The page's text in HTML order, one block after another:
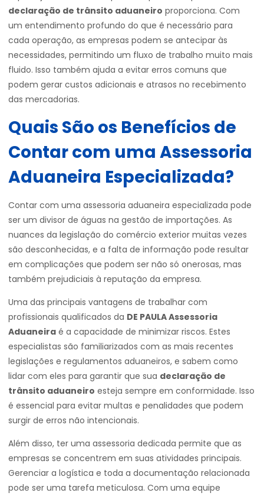
declaração de trânsito aduaneiro proporciona. Com
um entendimento profundo do que é necessário para
cada operação, as empresas podem se antecipar às
necessidades, permitindo um fluxo de trabalho muito mais
fluido. Isso também ajuda a evitar erros comuns que
podem gerar custos adicionais e atrasos no recebimento
das mercadorias.
Quais São os Benefícios de
Contar com uma Assessoria
Aduaneira Especializada?
Contar com uma assessoria aduaneira especializada pode
ser um divisor de águas na gestão de importações. As
nuances da legislação do comércio exterior muitas vezes
são desconhecidas, e a falta de informação pode resultar
em complicações que podem ser não só onerosas, mas
também prejudiciais à reputação da empresa.
Uma das principais vantagens de trabalhar com
profissionais qualificados da DE PAULA Assessoria
Aduaneira é a capacidade de minimizar riscos. Estes
especialistas são familiarizados com as mais recentes
legislações e regulamentos aduaneiros, e sabem como
lidar com eles para garantir que sua declaração de
trânsito aduaneiro esteja sempre em conformidade. Isso
é essencial para evitar multas e penalidades que podem
surgir de erros não intencionais.
Além disso, ter uma assessoria dedicada permite que as
empresas se concentrem em suas atividades principais.
Gerenciar a logística e toda a documentação relacionada
pode ser uma tarefa meticulosa. Com uma equipe